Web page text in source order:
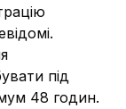
під
48 годин.